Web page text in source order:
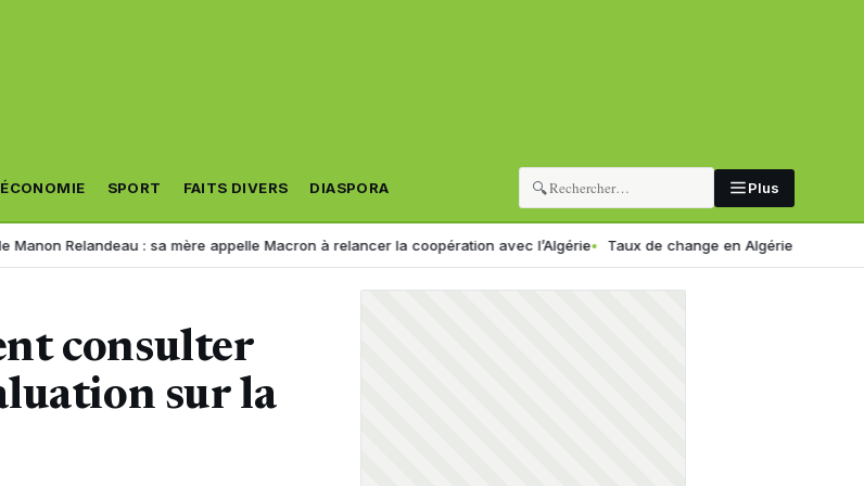
ÉCONOMIE SPORT FAITS DIVERS DIASPORA 🔍 Plus
: sa mère appelle Macron à relancer la coopération avec l’Algérie Taux de change en Algérie : voici le nouveau
consulter
sur la